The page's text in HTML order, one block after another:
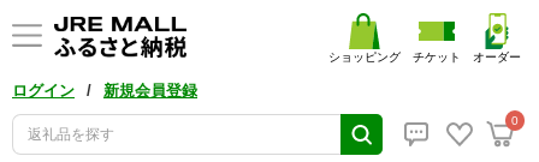
ログイン / 新規会員登録
0
ショッピング チケット オーダー